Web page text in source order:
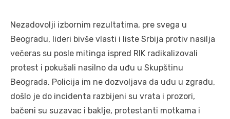
Nezadovolji izbornim rezultatima, pre svega u
Beogradu, lideri bivše vlasti i liste Srbija protiv nasilja
večeras su posle mitinga ispred RIK radikalizovali
protest i pokušali nasilno da uđu u Skupštinu
Beograda. Policija im ne dozvoljava da uđu u zgradu,
došlo je do incidenta razbijeni su vrata i prozori,
bačeni su suzavac i baklje, protestanti motkama i